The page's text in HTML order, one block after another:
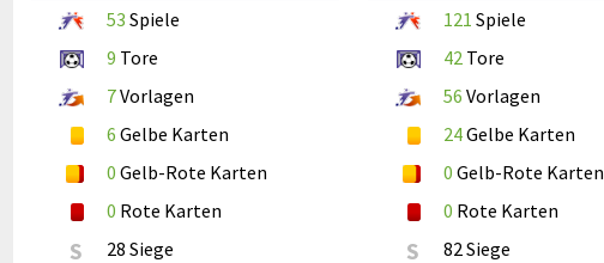
53 Spiele
9 Tore
7Vorlagen
6 Gelbe Karten
0 Gelb-Rote Karten
0 Rote Karten
S 28 Siege
121 Spiele
42 Tore
56 Vorlagen
24Gelbe Karten
0 Gelb-Rote Karten
0 Rote Karten
S 82 Siege